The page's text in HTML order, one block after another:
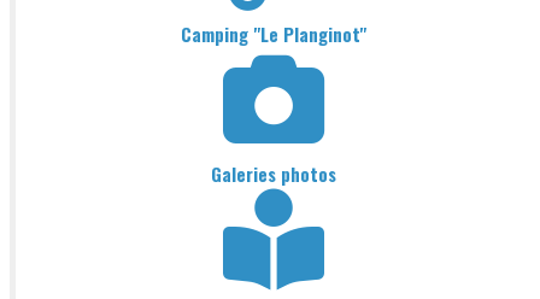
Camping "Le Planginot"
Galeries photos